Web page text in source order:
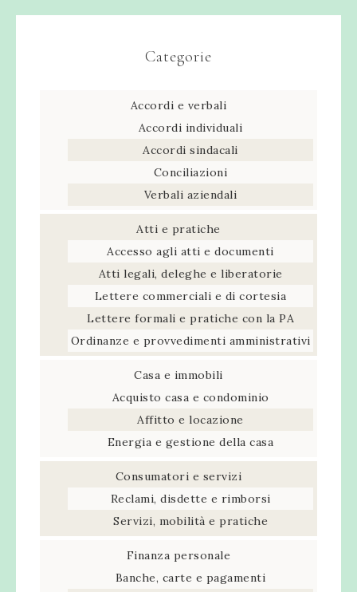
Categorie
Accordi e verbali
Accordi individuali
Accordi sindacali
Conciliazioni
Verbali aziendali
Atti e pratiche
Accesso agli atti e documenti
Atti legali, deleghe e liberatorie
Lettere commerciali e di cortesia
Lettere formali e pratiche con la PA
Ordinanze e provvedimenti amministrativi
Casa e immobili
Acquisto casa e condominio
Affitto e locazione
Energia e gestione della casa
Consumatori e servizi
Reclami, disdette e rimborsi
Servizi, mobilità e pratiche
Finanza personale
Banche, carte e pagamenti